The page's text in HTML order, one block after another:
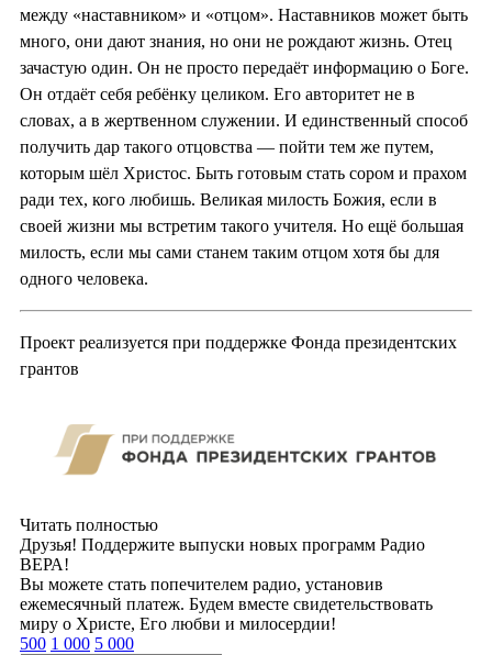
между «наставником» и «отцом». Наставников может быть
много, они дают знания, но они не рождают жизнь. Отец
зачастую один. Он не просто передаёт информацию о Боге.
Он отдаёт себя ребёнку целиком. Его авторитет не в
словах, а в жертвенном служении. И единственный способ
получить дар такого отцовства — пойти тем же путем,
которым шёл Христос. Быть готовым стать сором и прахом
ради тех, кого любишь. Великая милость Божия, если в
своей жизни мы встретим такого учителя. Но ещё большая
милость, если мы сами станем таким отцом хотя бы для
одного человека.
Проект реализуется при поддержке Фонда президентских
грантов
Читать полностью
Друзья! Поддержите выпуски новых программ Радио
ВЕРА!
Вы можете стать попечителем радио, установив
ежемесячный платеж. Будем вместе свидетельствовать
миру о Христе, Его любви и милосердии!
500 1 000 5 000